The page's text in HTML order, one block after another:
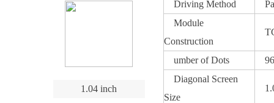
1.04 inch
Driving Method
Module
Construction
umber of Dots
Diagonal Screen
Size